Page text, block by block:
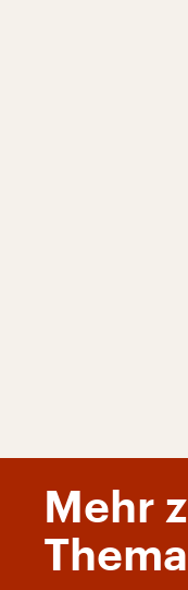
Mehr
Thema